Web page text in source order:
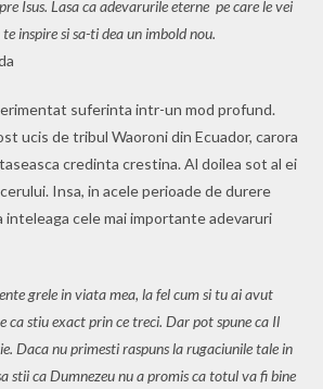
Isus. Lasa ca adevarurile eterne pe care le vei
inspire si sa-ti dea un imbold nou.
suferinta intr-un mod profund.
ucis de tribul Waoroni din Ecuador, carora
credinta crestina. Al doilea sot al ei
Insa, in acele perioade de durere
inteleaga cele mai importante adevaruri
grele in viata mea, la fel cum si tu ai avut
ca stiu exact prin ce treci. Dar pot spune ca Il
Daca nu primesti raspuns la rugaciunile tale in
stii ca Dumnezeu nu a promis ca totul va fi bine